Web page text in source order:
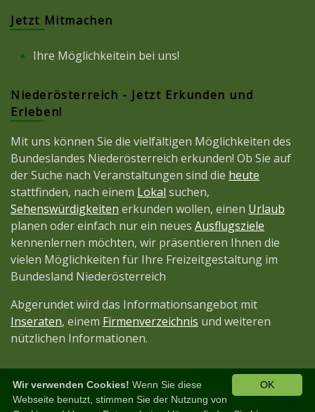
Jetzt Mitmachen
Ihre Möglichkeitein bei uns!
Niederösterreich - Jetzt Erkunden und
Erleben!
Mit uns können Sie die vielfältigen Möglichkeiten des
Bundeslandes Niederösterreich erkunden! Ob Sie auf
der Suche nach Veranstaltungen sind die heute
stattfinden, nach einem Lokal suchen,
Sehenswürdigkeiten erkunden wollen, einen Urlaub
planen oder einfach nur ein neues Ausflugsziele
kennenlernen möchten, wir präsentieren Ihnen die
vielen Möglichkeiten für Ihre Freizeitgestaltung im
Bundesland Niederösterreich
Abgerundet wird das Informationsangebot mit
Inseraten, einem Firmenverzeichnis und weiteren
nützlichen Informationen.
Diese Seite ist ein Projekt derJetztMedien.com OK
Wir verwenden Cookies! Wenn Sie diese
Webseite benutzt, stimmen Sie der Nutzung von